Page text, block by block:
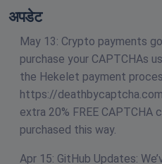
अपडेट
May 13: Crypto payments
purchase your CAPTCHAs
the Hekelet payment
https://
extra 20% FREE
purchased this way.
Apr 15: GitHub Updates: